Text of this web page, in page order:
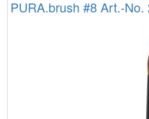
PURA.brush #8 Art.-